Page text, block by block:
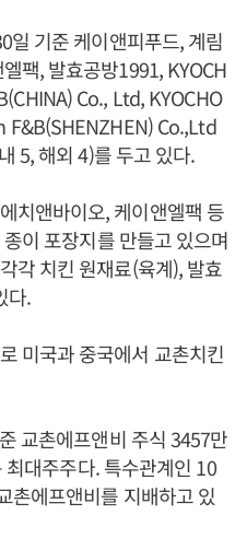
일 기준 케이앤피푸드, 계림
팩, 발효공방1991, KYOCH
Co., Ltd, KYOCHO
F&B(SHENZHEN) Co.,Ltd
5, 해외 4)를 두고 있다.
치앤바이오, 케이앤엘팩 등
이 포장지를 만들고 있으며
각 치킨 원재료(육계), 발효
다.
미국과 중국에서 교촌치킨
교촌에프앤비 주식 3457만
대주주다. 특수관계인 10
촌에프앤비를 지배하고 있